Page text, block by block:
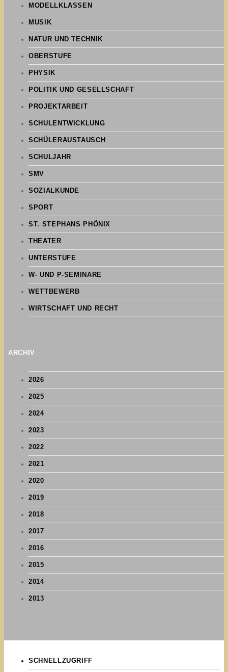
MODELLKLASSEN
MUSIK
NATUR UND TECHNIK
OBERSTUFE
PHYSIK
POLITIK UND GESELLSCHAFT
PROJEKTARBEIT
SCHULENTWICKLUNG
SCHÜLERAUSTAUSCH
SCHULJAHR
SMV
SOZIALKUNDE
SPORT
ST. STEPHANS PHÖNIX
THEATER
UNTERSTUFE
W- UND P-SEMINARE
WETTBEWERB
WIRTSCHAFT UND RECHT
ARCHIV
2026
2025
2024
2023
2022
2021
2020
2019
2018
2017
2016
2015
2014
2013
SCHNELLZUGRIFF